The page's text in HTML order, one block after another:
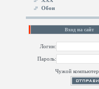
Обои
Вход на сайт
Логин:
Пароль:
Чужой компьютер